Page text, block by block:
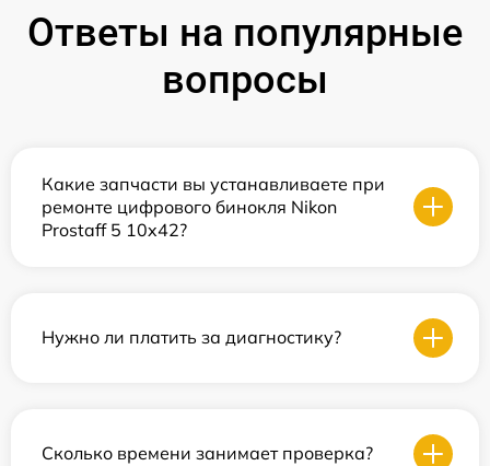
Ответы на популярные
вопросы
Какие запчасти вы устанавливаете при
ремонте цифрового бинокля Nikon
Prostaff 5 10x42?
Нужно ли платить за диагностику?
Сколько времени занимает проверка?